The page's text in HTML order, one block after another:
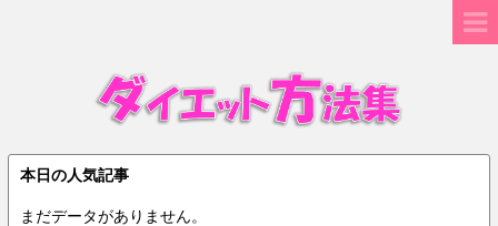
本日の人気記事
まだデータがありません。